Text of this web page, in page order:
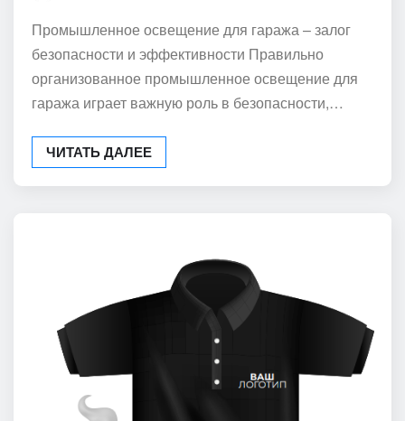
Промышленное освещение для гаража – залог
безопасности и эффективности Правильно
организованное промышленное освещение для
гаража играет важную роль в безопасности,…
ЧИТАТЬ ДАЛЕЕ